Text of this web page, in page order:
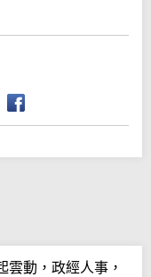
雲動，政經人事，